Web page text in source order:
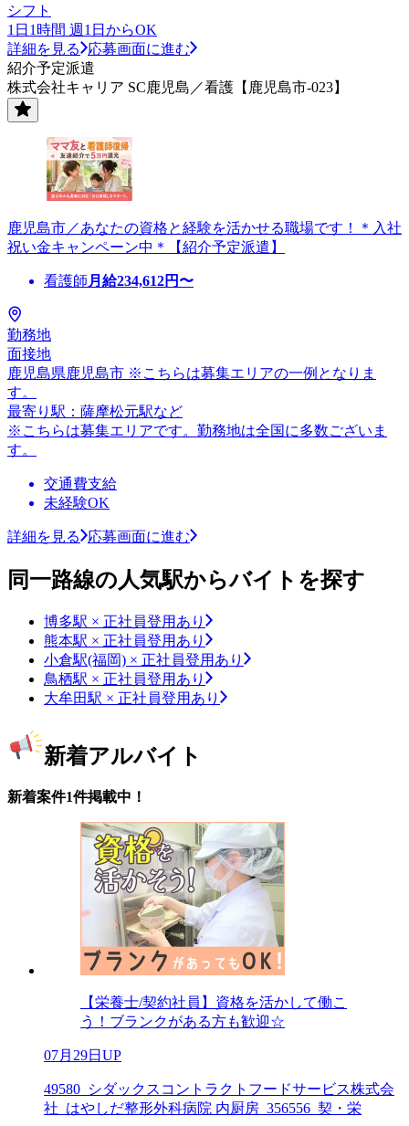
シフト
1日1時間 週1日からOK
詳細を見る
応募画面に進む
紹介予定派遣
株式会社キャリア SC鹿児島／看護【鹿児島市-023】
鹿児島市／あなたの資格と経験を活かせる職場です！＊入社
祝い金キャンペーン中＊【紹介予定派遣】
看護師 月給234,612円〜
勤務地
面接地
鹿児島県鹿児島市 ※こちらは募集エリアの一例となりま
す。
最寄り駅：薩摩松元駅など
※こちらは募集エリアです。勤務地は全国に多数ございま
す。
交通費支給
未経験OK
詳細を見る 応募画面に進む
同一路線の人気駅からバイトを探す
博多駅 × 正社員登用あり
熊本駅 × 正社員登用あり
小倉駅(福岡) × 正社員登用あり
鳥栖駅 × 正社員登用あり
大牟田駅 × 正社員登用あり
新着アルバイト
新着案件1件掲載中！
【栄養士/契約社員】資格を活かして働こ
う！ブランクがある方も歓迎☆
07月29日UP
49580_シダックスコントラクトフードサービス株式会
社_はやしだ整形外科病院 内厨房_356556_契・栄